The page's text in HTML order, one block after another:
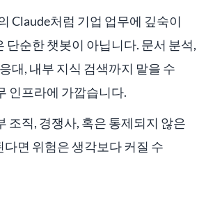
Claude처럼 기업 업무에 깊숙이
단순한 챗봇이 아닙니다. 문서 분석,
대, 내부 지식 검색까지 맡을 수
인프라에 가깝습니다.
조직, 경쟁사, 혹은 통제되지 않은
면 위험은 생각보다 커질 수